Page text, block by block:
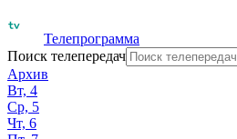
Телепрограмма
Поиск телепередач
Архив
Вт, 4
Ср, 5
Чт, 6